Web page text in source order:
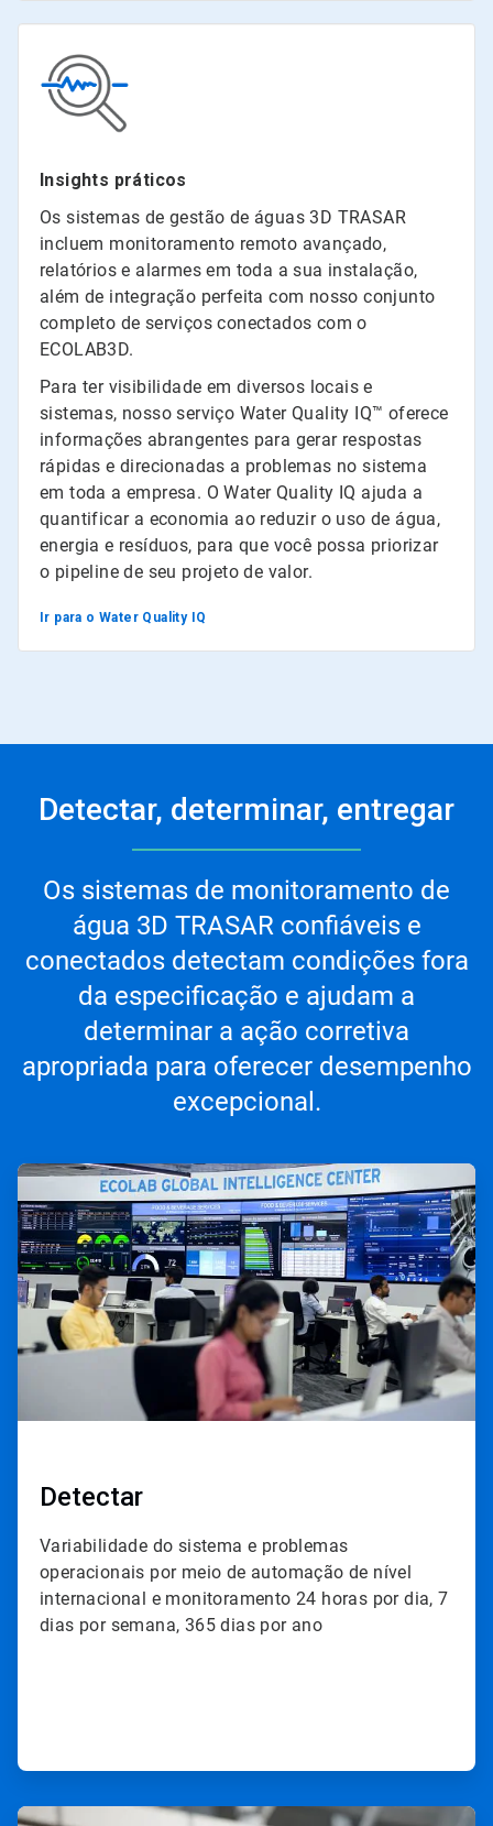
Insights práticos
Os sistemas de gestão de águas 3D TRASAR
incluem monitoramento remoto avançado,
relatórios e alarmes em toda a sua instalação,
além de integração perfeita com nosso conjunto
completo de serviços conectados com o
ECOLAB3D.
Para ter visibilidade em diversos locais e
sistemas, nosso serviço Water Quality IQ™ oferece
informações abrangentes para gerar respostas
rápidas e direcionadas a problemas no sistema
em toda a empresa. O Water Quality IQ ajuda a
quantificar a economia ao reduzir o uso de água,
energia e resíduos, para que você possa priorizar
o pipeline de seu projeto de valor.
Ir para o Water Quality IQ
Detectar, determinar, entregar
Os sistemas de monitoramento de
água 3D TRASAR confiáveis e
conectados detectam condições fora
da especificação e ajudam a
determinar a ação corretiva
apropriada para oferecer desempenho
excepcional.
ArticleTile
de
3
Detectar
Variabilidade do sistema e problemas
operacionais por meio de automação de nível
internacional e monitoramento 24 horas por dia, 7
dias por semana, 365 dias por ano
ArticleTile